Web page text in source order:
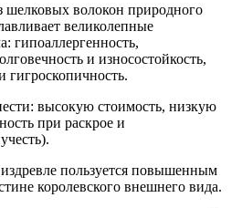
шелковых волокон природного
великолепные
гипоаллергенность,
и износостойкость,
гигроскопичность.
высокую стоимость, низкую
при раскрое и
пользуется повышенным
королевского внешнего вида.